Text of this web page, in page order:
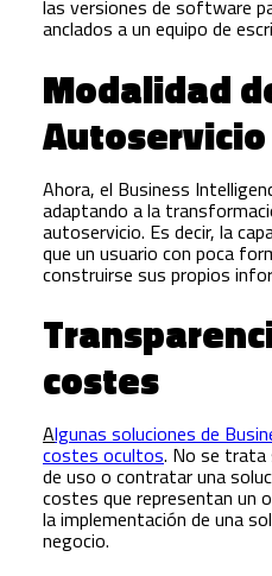
las versiones de software
anclados a un equipo de
Modalidad
Autoservicio
Ahora, el Business
adaptando a la
autoservicio. Es decir, la
que un usuario con poca
construirse sus propios
costes
Algunas soluciones de
costes ocultos. No se trata
de uso o contratar una
costes que representan un
la implementación de una
negocio.